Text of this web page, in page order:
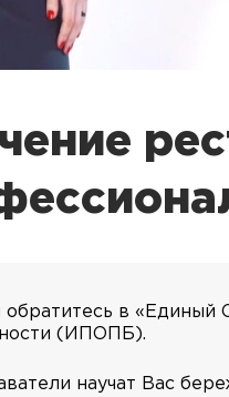
обратитесь в «Единый
(ИПОПБ).
научат Вас